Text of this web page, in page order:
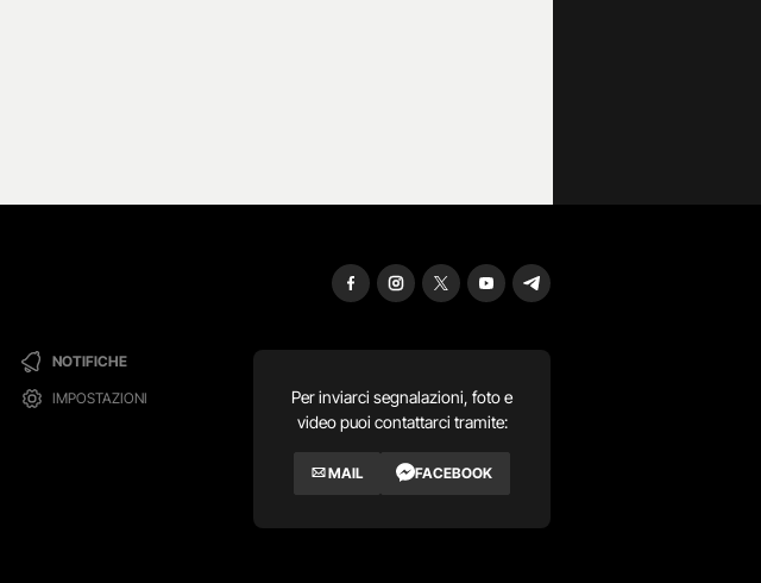
NOTIFICHE
IMPOSTAZIONI
Per inviarci segnalazioni, foto e
video puoi contattarci tramite:
MAIL FACEBOOK